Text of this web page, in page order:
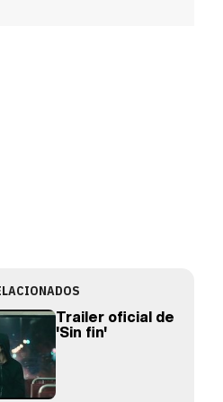
Trailer oficial de
'Sin fin'